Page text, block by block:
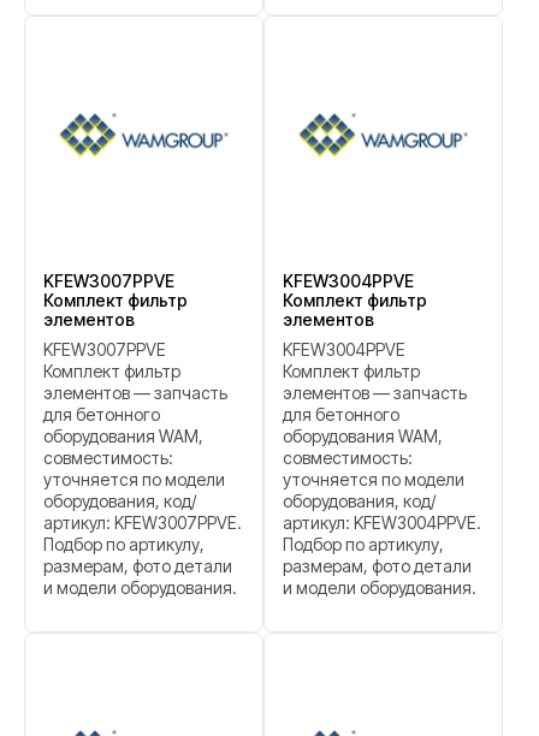
KFEW3007PPVE
Комплект фильтр
элементов
KFEW3007PPVE
Комплект фильтр
элементов — запчасть
для бетонного
оборудования WAM,
совместимость:
уточняется по модели
оборудования, код/
артикул: KFEW3007PPVE.
Подбор по артикулу,
размерам, фото детали
и модели оборудования.
KFEW3004PPVE
Комплект фильтр
элементов
KFEW3004PPVE
Комплект фильтр
элементов — запчасть
для бетонного
оборудования WAM,
совместимость:
уточняется по модели
оборудования, код/
артикул: KFEW3004PPVE.
Подбор по артикулу,
размерам, фото детали
и модели оборудования.